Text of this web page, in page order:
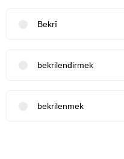
Bekrî
bekrilendirmek
bekrilenmek